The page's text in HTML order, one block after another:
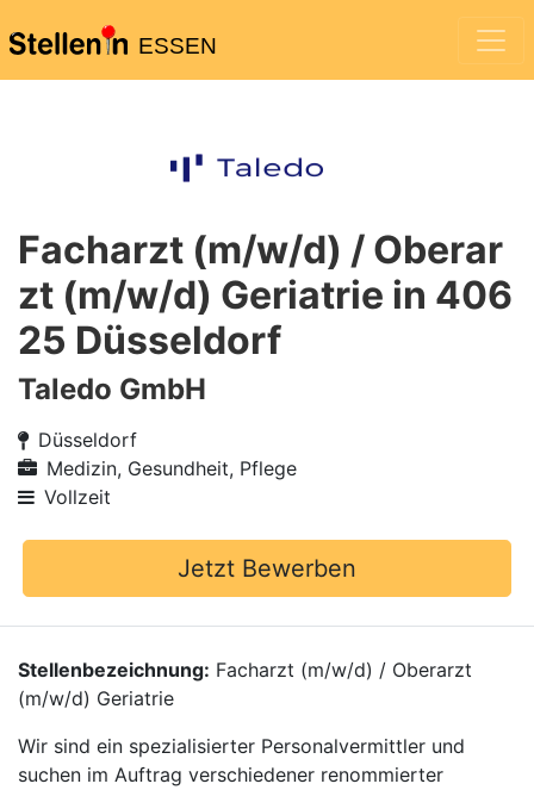
ESSEN
Facharzt (m/w/d) / Oberar
zt (m/w/d) Geriatrie in 406
25 Düsseldorf
Taledo GmbH
Düsseldorf
Medizin, Gesundheit, Pflege
Vollzeit
Jetzt Bewerben
Stellenbezeichnung: Facharzt (m/w/d) / Oberarzt
(m/w/d) Geriatrie
Wir sind ein spezialisierter Personalvermittler und
suchen im Auftrag verschiedener renommierter